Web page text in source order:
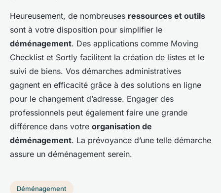
Heureusement, de nombreuses ressources et outils
sont à votre disposition pour simplifier le
déménagement. Des applications comme Moving
Checklist et Sortly facilitent la création de listes et le
suivi de biens. Vos démarches administratives
gagnent en efficacité grâce à des solutions en ligne
pour le changement d’adresse. Engager des
professionnels peut également faire une grande
différence dans votre organisation de
déménagement. La prévoyance d’une telle démarche
assure un déménagement serein.
Déménagement